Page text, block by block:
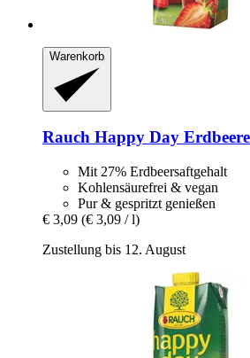
Warenkorb
Rauch Happy Day
Mit 27% Erdbeersaftgehalt
Kohlensäurefrei & vegan
Pur & gespritzt genießen
€ 3,09 (€ 3,09 / l)
Zustellung bis 12. August